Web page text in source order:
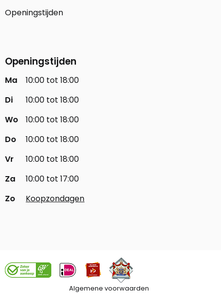
Openingstijden
Openingstijden
Ma
10:00 tot 18:00
Di
10:00 tot 18:00
Wo
10:00 tot 18:00
Do
10:00 tot 18:00
Vr
10:00 tot 18:00
Za
10:00 tot 17:00
Zo
Koopzondagen
Algemene voorwaarden